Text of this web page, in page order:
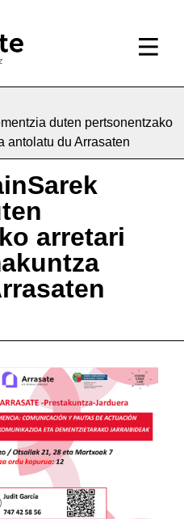
duten pertsonentzako
antolatu du Arrasaten
arretari